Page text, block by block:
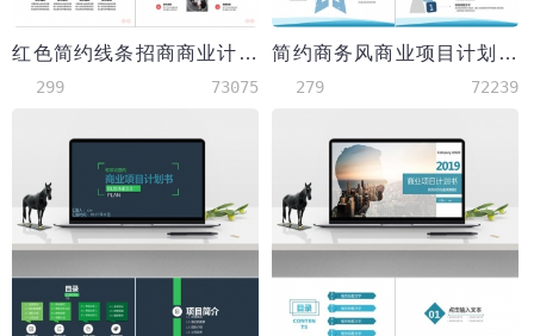
红色简约线条招商商业计划书PPT模板
299 73075
简约商务风商业项目计划书PPT模板
279 72239